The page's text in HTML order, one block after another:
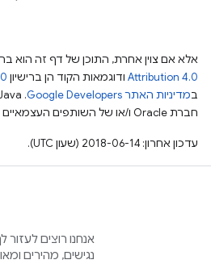
אלא אם צוין אחרת, התוכן של דף זה הוא
Attribution 4.0 ודוגמאות הקוד הן ברישיון
במדיניות האתר Google Developers‏
חברת Oracle ו/או של השותפים העצמאיים שלה.
עדכון אחרון: 2018-06-14 (שעון UTC).
אנחנו רוצים לעזור
נגישים, מהירים